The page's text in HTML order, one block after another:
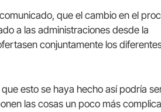
que el cambio en el
a las administraciones desde la
conjuntamente los
esto se haya hecho así podría
las cosas un poco más